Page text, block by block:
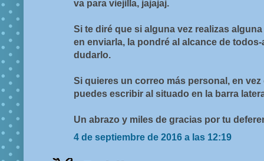
va para viejilla, jajajaj.
Si te diré que si alguna vez realizas
en enviarla, la pondré al alcance de
dudarlo.
Si quieres un correo más personal, en
puedes escribir al situado en la barra
Un abrazo y miles de gracias por tu
4 de septiembre de 2016 a las 12:19